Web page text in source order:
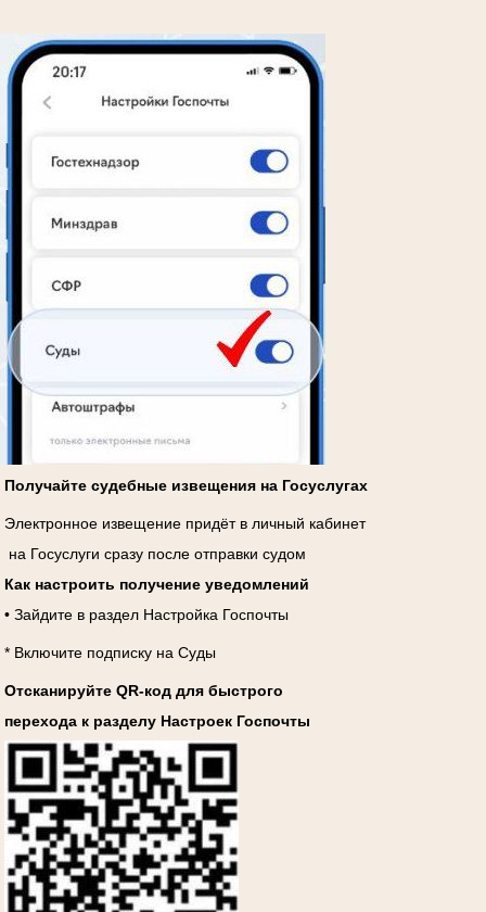
Получайте судебные извещения на Госуслугах
Электронное извещение придёт в личный кабинет
на Госуслуги сразу после отправки судом
Как настроить получение уведомлений
• Зайдите в раздел Настройка Госпочты
* Включите подписку на Суды
Отсканируйте QR-код для быстрого
перехода к разделу Настроек Госпочты